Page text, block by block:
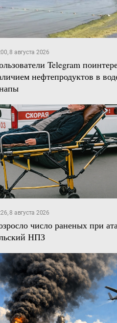
8 августа 2026
Telegram
нефтепродуктов в
8 августа 2026
число раненых при
НПЗ